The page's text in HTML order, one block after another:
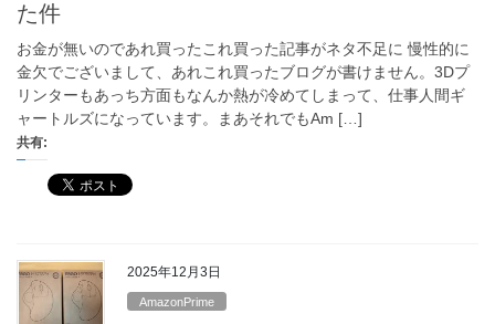
た件
お金が無いのであれ買ったこれ買った記事がネタ不足に 慢性的に
金欠でございまして、あれこれ買ったブログが書けません。3Dプ
リンターもあっち方面もなんか熱が冷めてしまって、仕事人間ギ
ャートルズになっています。まあそれでもAm […]
共有:
2025年12月3日
AmazonPrime